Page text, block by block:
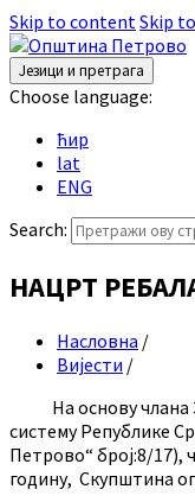
Skip to contentSkip
Језици и претрага
Choose language:
ћир
lat
ENG
Search:
НАЦРТ
Насловна /
Вијести /
На основу члана
систему Републике
Петрово“ број:8/17),
годину, Скупштина